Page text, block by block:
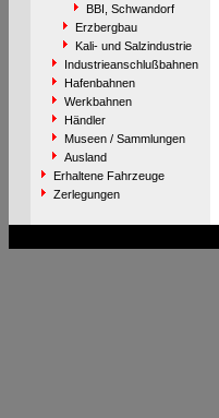
BBI, Schwandorf
Erzbergbau
Kali- und Salzindustrie
Industrieanschlußbahnen
Hafenbahnen
Werkbahnen
Händler
Museen / Sammlungen
Ausland
Erhaltene Fahrzeuge
Zerlegungen